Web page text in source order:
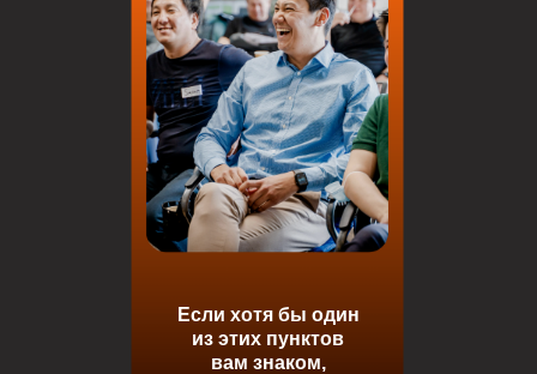
Если хотя бы один
из этих пунктов
вам знаком,